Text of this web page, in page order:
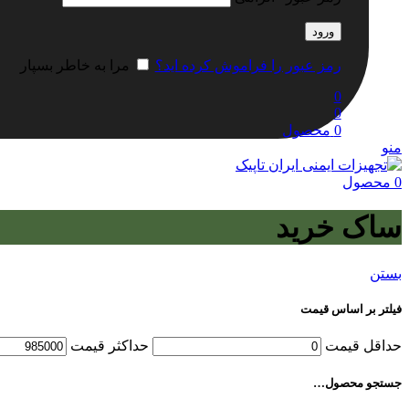
ورود
رمز عبور را فراموش کرده اید؟
مرا به خاطر بسپار
0
0
0 محصول
منو
0 محصول
ساک خرید
بستن
فیلتر بر اساس قیمت
حداقل قیمت حداكثر قيمت
جستجو محصول…